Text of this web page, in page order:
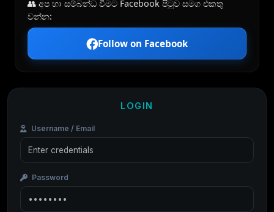
👥 අප හා සම්බන්ධ වීමට Facebook පිටුව සමග එකතු
වන්න:
Follow on Facebook
LOGIN
Username / Email
Password